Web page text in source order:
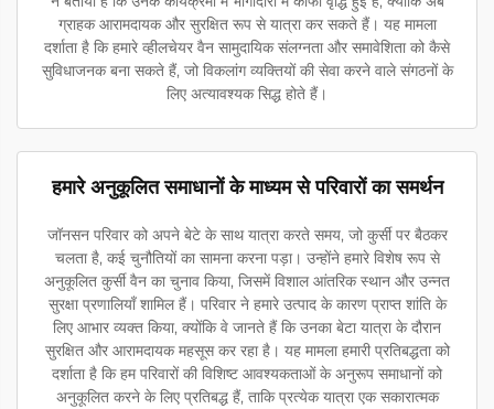
ग्राहक आरामदायक और सुरक्षित रूप से यात्रा कर सकते हैं। यह मामला
दर्शाता है कि हमारे व्हीलचेयर वैन सामुदायिक संलग्नता और समावेशिता को कैसे
सुविधाजनक बना सकते हैं, जो विकलांग व्यक्तियों की सेवा करने वाले संगठनों के
लिए अत्यावश्यक सिद्ध होते हैं।
हमारे अनुकूलित समाधानों के माध्यम से परिवारों का समर्थन
जॉनसन परिवार को अपने बेटे के साथ यात्रा करते समय, जो कुर्सी पर बैठकर
चलता है, कई चुनौतियों का सामना करना पड़ा। उन्होंने हमारे विशेष रूप से
अनुकूलित कुर्सी वैन का चुनाव किया, जिसमें विशाल आंतरिक स्थान और उन्नत
सुरक्षा प्रणालियाँ शामिल हैं। परिवार ने हमारे उत्पाद के कारण प्राप्त शांति के
लिए आभार व्यक्त किया, क्योंकि वे जानते हैं कि उनका बेटा यात्रा के दौरान
सुरक्षित और आरामदायक महसूस कर रहा है। यह मामला हमारी प्रतिबद्धता को
दर्शाता है कि हम परिवारों की विशिष्ट आवश्यकताओं के अनुरूप समाधानों को
अनुकूलित करने के लिए प्रतिबद्ध हैं, ताकि प्रत्येक यात्रा एक सकारात्मक